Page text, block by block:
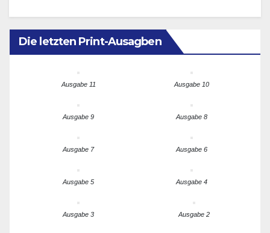
Die letzten Print-Ausagben
Ausgabe 11 Ausgabe 10
Ausgabe 9 Ausgabe 8
Ausgabe 7 Ausgabe 6
Ausgabe 5 Ausgabe 4
Ausgabe 3 Ausgabe 2